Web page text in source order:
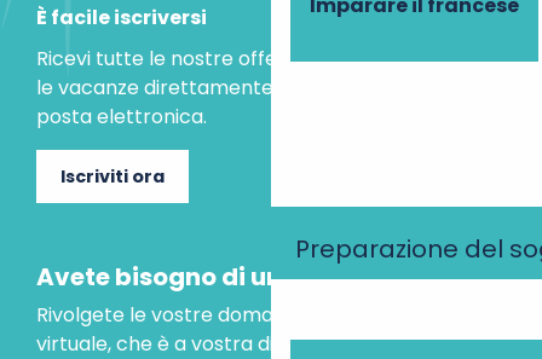
Preparazione del
È facile iscriversi
Ricevi tutte le nostre offerte speciali e le idee per
le vacanze direttamente nella tua casella di
posta elettronica.
Iscriviti ora
Avete bisogno di un consiglio?
Rivolgete le vostre domande al nostro assistente
virtuale, che è a vostra disposizione per aiutarvi.